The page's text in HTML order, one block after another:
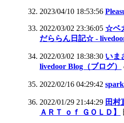
2023/04/10 18:53:56
2022/03/02 23:36:05 ☆ベ
だららん日記☆ -
2022/03/02 18:38:30 いま
livedoor Blog（ブログ）
2022/02/16 04:29:42
2022/01/29 21:44:29 田村
ＡＲＴ ｏｆ ＧＯＬＤ】